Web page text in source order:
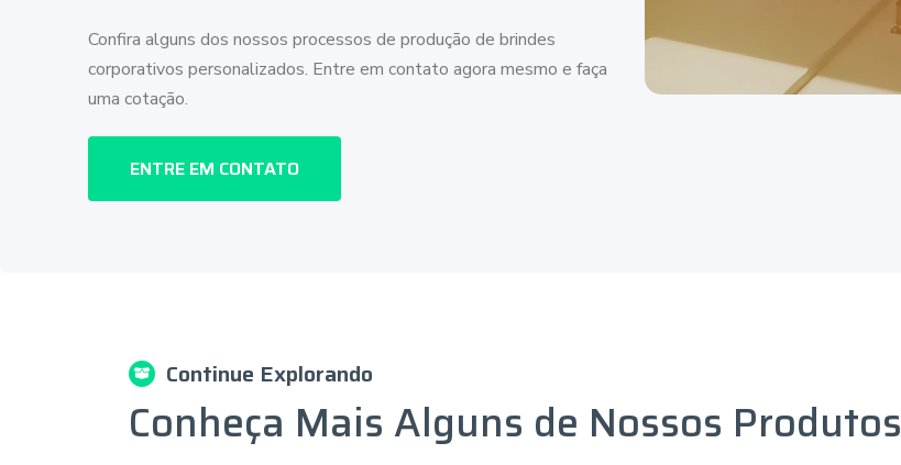
Confira alguns dos nossos processos de produção de brindes
corporativos personalizados. Entre em contato agora mesmo e faça
uma cotação.
ENTRE EM CONTATO
Continue Explorando
Conheça Mais Alguns de Nossos Produtos